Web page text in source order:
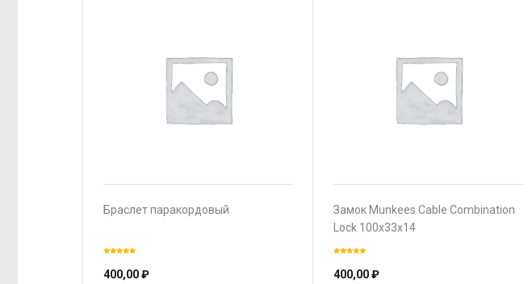
Браслет паракордовый
400,00₽
Замок Munkees Cable Combination
Lock 100х33х14
400,00₽